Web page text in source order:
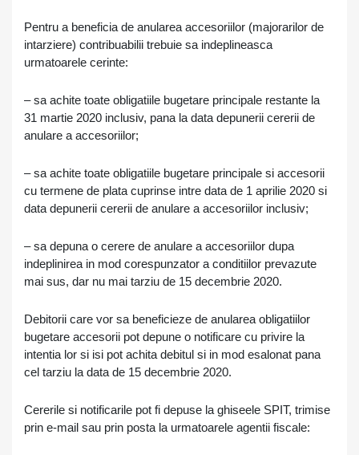
Pentru a beneficia de anularea accesoriilor (majorarilor de
intarziere) contribuabilii trebuie sa indeplineasca
urmatoarele cerinte:
– sa achite toate obligatiile bugetare principale restante la
31 martie 2020 inclusiv, pana la data depunerii cererii de
anulare a accesoriilor;
– sa achite toate obligatiile bugetare principale si accesorii
cu termene de plata cuprinse intre data de 1 aprilie 2020 si
data depunerii cererii de anulare a accesoriilor inclusiv;
– sa depuna o cerere de anulare a accesoriilor dupa
indeplinirea in mod corespunzator a conditiilor prevazute
mai sus, dar nu mai tarziu de 15 decembrie 2020.
Debitorii care vor sa beneficieze de anularea obligatiilor
bugetare accesorii pot depune o notificare cu privire la
intentia lor si isi pot achita debitul si in mod esalonat pana
cel tarziu la data de 15 decembrie 2020.
Cererile si notificarile pot fi depuse la ghiseele SPIT, trimise
prin e-mail sau prin posta la urmatoarele agentii fiscale: